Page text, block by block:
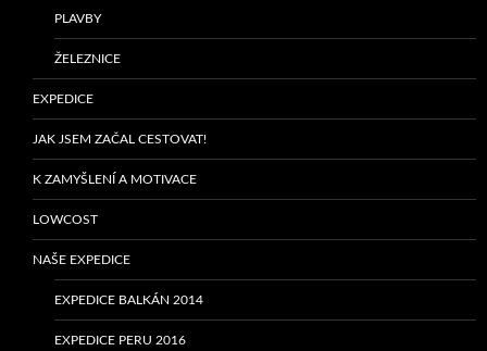
PLAVBY
ŽELEZNICE
EXPEDICE
JAK JSEM ZAČAL CESTOVAT!
K ZAMYŠLENÍ A MOTIVACE
LOWCOST
NAŠE EXPEDICE
EXPEDICE BALKÁN 2014
EXPEDICE PERU 2016